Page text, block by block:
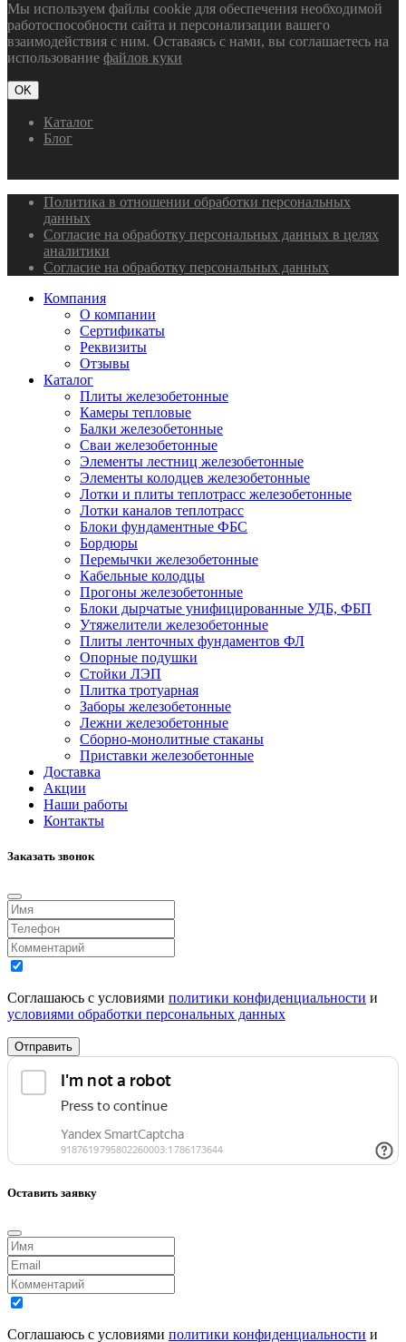
Мы используем файлы cookie для обеспечения необходимой
работоспособности сайта и персонализации вашего
взаимодействия с ним. Оставаясь с нами, вы соглашаетесь на
использование файлов куки
OK
Каталог
Блог
Политика в отношении обработки персональных
данных
Согласие на обработку персональных данных в целях
аналитики
Согласие на обработку персональных данных
Компания
О компании
Сертификаты
Реквизиты
Отзывы
Каталог
Плиты железобетонные
Камеры тепловые
Балки железобетонные
Сваи железобетонные
Элементы лестниц железобетонные
Элементы колодцев железобетонные
Лотки и плиты теплотрасс железобетонные
Лотки каналов теплотрасс
Блоки фундаментные ФБС
Бордюры
Перемычки железобетонные
Кабельные колодцы
Прогоны железобетонные
Блоки дырчатые унифицированные УДБ, ФБП
Утяжелители железобетонные
Плиты ленточных фундаментов ФЛ
Опорные подушки
Стойки ЛЭП
Плитка тротуарная
Заборы железобетонные
Лежни железобетонные
Сборно-монолитные стаканы
Приставки железобетонные
Доставка
Акции
Наши работы
Контакты
Заказать звонок
Соглашаюсь с условиями политики конфиденциальности и
условиями обработки персональных данных
Отправить
Оставить заявку
Соглашаюсь с условиями политики конфиденциальности и